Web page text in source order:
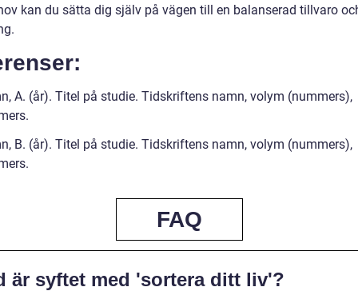
kan du sätta dig själv på vägen till en balanserad tillvaro
A. (år). Titel på studie. Tidskriftens namn, volym (nummers),
B. (år). Titel på studie. Tidskriftens namn, volym (nummers),
FAQ
är syftet med 'sortera ditt liv'?